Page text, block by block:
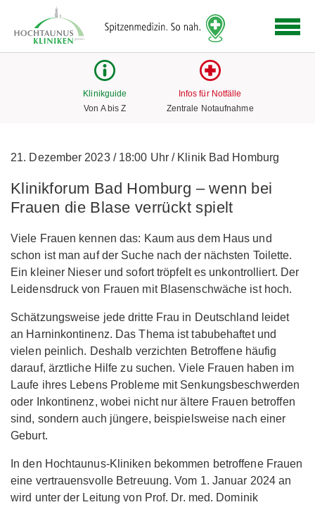
Link
zur
Klinikguide
Von A bis Z
Infos für Notfälle
Zentrale Notaufnahme
21. Dezember 2023 /18:00 Uhr/Klinik Bad Homburg
Klinikforum Bad Homburg – wenn bei
Frauen die Blase verrückt spielt
Viele Frauen kennen das: Kaum aus dem Haus und
schon ist man auf der Suche nach der nächsten Toilette.
Ein kleiner Nieser und sofort tröpfelt es unkontrolliert. Der
Leidensdruck von Frauen mit Blasenschwäche ist hoch.
Schätzungsweise jede dritte Frau in Deutschland leidet
an Harninkontinenz. Das Thema ist tabubehaftet und
vielen peinlich. Deshalb verzichten Betroffene häufig
darauf, ärztliche Hilfe zu suchen. Viele Frauen haben im
Laufe ihres Lebens Probleme mit Senkungsbeschwerden
oder Inkontinenz, wobei nicht nur ältere Frauen betroffen
sind, sondern auch jüngere, beispielsweise nach einer
Geburt.
In den Hochtaunus-Kliniken bekommen betroffene Frauen
eine vertrauensvolle Betreuung. Vom 1. Januar 2024 an
wird unter der Leitung von Prof. Dr. med. Dominik